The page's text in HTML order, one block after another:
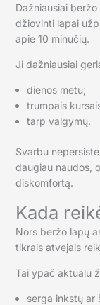
Dažniausiai
džiovinti lapai
apie 10 minučių.
Ji dažniausiai
dienos metu;
trumpais
tarp valgymų.
Svarbu
daugiau naudos,
diskomfortą.
Kada
Nors beržo lapų
tikrais atvejais
Tai ypač aktualu
serga inkstų ar